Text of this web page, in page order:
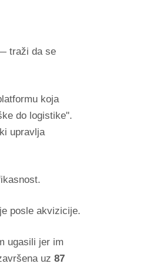
traži da se
koja
do logistike".
upravlja
posle akvizicije.
ugasili jer im
uz 87